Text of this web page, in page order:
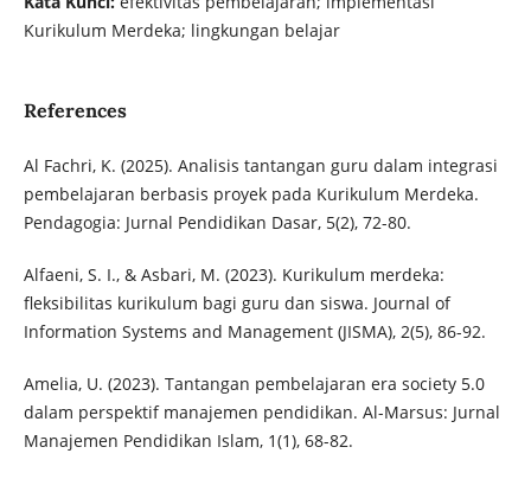
Kurikulum Merdeka; lingkungan belajar
References
Al Fachri, K. (2025). Analisis tantangan guru dalam integrasi
pembelajaran berbasis proyek pada Kurikulum Merdeka.
Pendagogia: Jurnal Pendidikan Dasar, 5(2), 72-80.
Alfaeni, S. I., & Asbari, M. (2023). Kurikulum merdeka:
fleksibilitas kurikulum bagi guru dan siswa. Journal of
Information Systems and Management (JISMA), 2(5), 86-92.
Amelia, U. (2023). Tantangan pembelajaran era society 5.0
dalam perspektif manajemen pendidikan. Al-Marsus: Jurnal
Manajemen Pendidikan Islam, 1(1), 68-82.